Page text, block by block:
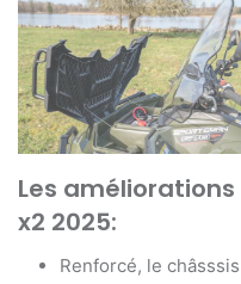
Les
x2 2025:
Renforcé, le